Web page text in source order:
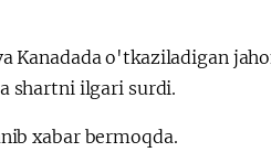
Kanadada o'tkaziladigan
shartni ilgari surdi.
xabar bermoqda.